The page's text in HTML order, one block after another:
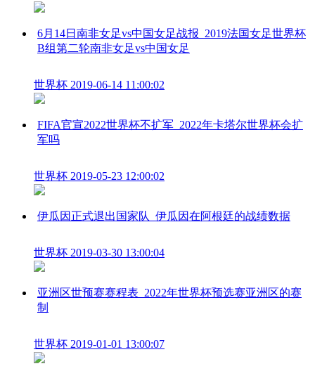
6月14日南非女足vs中国女足战报_2019法国女足世界杯
B组第二轮南非女足vs中国女足
世界杯 2019-06-14 11:00:02
FIFA官宣2022世界杯不扩军_2022年卡塔尔世界杯会扩
军吗
世界杯 2019-05-23 12:00:02
伊瓜因正式退出国家队_伊瓜因在阿根廷的战绩数据
世界杯 2019-03-30 13:00:04
亚洲区世预赛赛程表_2022年世界杯预选赛亚洲区的赛
制
世界杯 2019-01-01 13:00:07